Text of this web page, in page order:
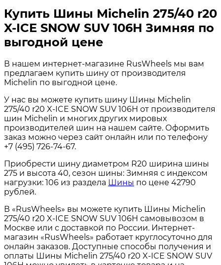
Купить Шины Michelin 275/40 r20
X-ICE SNOW SUV 106H Зимняя по
выгодной цене
В нашем интернет-магазине RusWheels мы вам
предлагаем купить шину от производителя
Michelin по выгодной цене.
У нас вы можете купить шину Шины Michelin
275/40 r20 X-ICE SNOW SUV 106H от производителя
шин Michelin и многих других мировых
производителей шин на нашем сайте. Оформить
заказ можно через сайт онлайн или по телефону
+7 (495) 726-74-67.
Приобрести шину диаметром R20 ширина шины
275 и высота 40, сезон шины: Зимняя с индексом
нагрузки: 106 из раздела Шины по цене 42790
рублей.
В «RusWheels» вы можете купить Шины Michelin
275/40 r20 X-ICE SNOW SUV 106H самовывозом в
Москве или с доставкой по России. Интернет-
магазин «RusWheels» работает круглосуточно для
онлайн заказов. Доступные способы получения и
оплаты Шины Michelin 275/40 r20 X-ICE SNOW SUV